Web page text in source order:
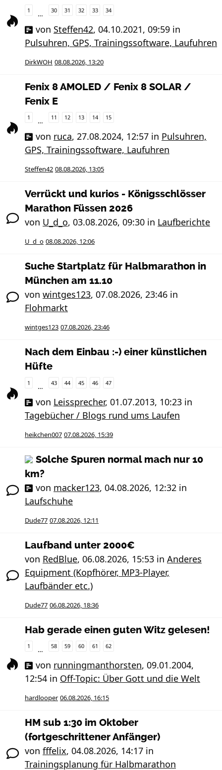
1 … 30 31 32 33 34
von Steffen42, 04.10.2021, 09:59 in
Pulsuhren, GPS, Trainingssoftware, Laufuhren
DirkWOH 08.08.2026, 13:20
Fenix 8 AMOLED / Fenix 8 SOLAR /
Fenix E
1 … 11 12 13 14 15
von ruca, 27.08.2024, 12:57 in Pulsuhren,
GPS, Trainingssoftware, Laufuhren
Steffen42 08.08.2026, 13:05
Verrückt und kurios - Königsschlösser
Marathon Füssen 2026
von U_d_o, 03.08.2026, 09:30 in Laufberichte
U_d_o 08.08.2026, 12:06
Suche Startplatz für Halbmarathon in
München am 11.10
von wintges123, 07.08.2026, 23:46 in
Flohmarkt
wintges123 07.08.2026, 23:46
Nach dem Einbau :-) einer künstlichen
Hüfte
1 … 43 44 45 46 47
von Leissprecher, 01.07.2013, 10:23 in
Tagebücher / Blogs rund ums Laufen
heikchen007 07.08.2026, 15:39
Solche Spuren normal mach nur 10
km?
von macker123, 04.08.2026, 12:32 in
Laufschuhe
Dude77 07.08.2026, 12:11
Laufband unter 2000€
von RedBlue, 06.08.2026, 15:53 in Anderes
Equipment (Kopfhörer, MP3-Player,
Laufbänder etc.)
Dude77 06.08.2026, 18:36
Hab gerade einen guten Witz gelesen!
1 … 58 59 60 61 62
von runningmanthorsten, 09.01.2004,
12:54 in Off-Topic: Über Gott und die Welt
hardlooper 06.08.2026, 16:15
HM sub 1:30 im Oktober
(fortgeschrittener Anfänger)
von fffelix, 04.08.2026, 14:17 in
Trainingsplanung für Halbmarathon